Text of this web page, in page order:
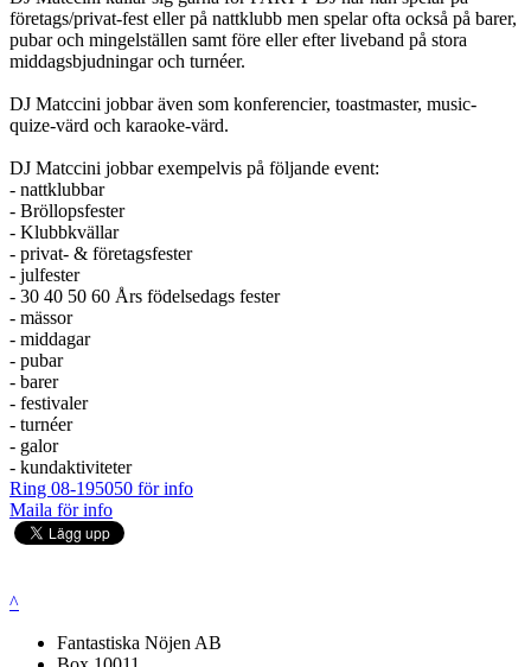
företags/privat-fest eller på nattklubb men spelar ofta också på barer,
pubar och mingelställen samt före eller efter liveband på stora
middagsbjudningar och turnéer.
DJ Matccini jobbar även som konferencier, toastmaster, music-
quize-värd och karaoke-värd.
DJ Matccini jobbar exempelvis på följande event:
- nattklubbar
- Bröllopsfester
- Klubbkvällar
- privat- & företagsfester
- julfester
- 30 40 50 60 Års födelsedags fester
- mässor
- middagar
- pubar
- barer
- festivaler
- turnéer
- galor
- kundaktiviteter
Ring 08-195050 för info
Maila för info
^
Fantastiska Nöjen AB